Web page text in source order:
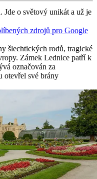
Jde o světový unikát a už je
zdrojů pro Google
šlechtických rodů, tragické
Zámek Lednice patří k
označován za
otevřel své brány